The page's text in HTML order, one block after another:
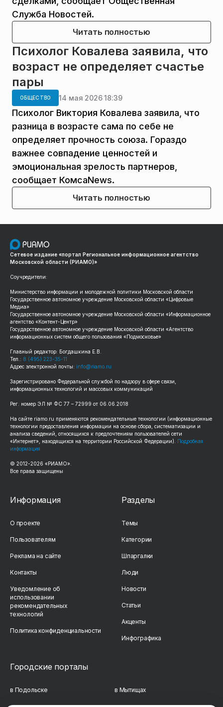
Служба Новостей.
Читать полностью
Психолог Ковалева заявила, что
возраст не определяет счастье
пары
ОБЩЕСТВО 14 мая 2026 18:39
Психолог Виктория Ковалева заявила, что
разница в возрасте сама по себе не
определяет прочность союза. Гораздо
важнее совпадение ценностей и
эмоциональная зрелость партнеров,
сообщает КомсаNews.
Читать полностью
Сетевое издание «портал Региональное информационное агентство
Московской области (РИАМО)»
Соучредители:
Министерство информации и молодежной политики Московской области
Государственное автономное учреждение Московской области «Цифровые
Медиа»
Государственное автономное учреждение Московской области «Информационное
агентство «Контент-Центр»
Государственное автономное учреждение Московской области «Агентство
информационных систем общего пользования «Подмосковье»
Главный редактор: Богдашкина Е.В.
Тел.: 8 (495) 223-35-11
Адрес электронной почты: info@riamo.ru
Зарегистрировано Федеральной службой по надзору в сфере связи,
информационных технологий и массовых коммуникаций
Рег. номер ЭЛ № ФС 77 – 72999 от 06.06.2018
На сайте riamo.ru применяются рекомендательные технологии (информационные
технологии предоставления информации на основе сбора, систематизации и
анализа сведений, относящихся к предпочтениям пользователей сети
«Интернет», находящихся на территории Российской Федерации).
Подробная
информация
© 2012-2026 «РИАМО».
Все права защищены
Информация
О проекте
Пользователям
Реклама на сайте
Контакты
Уведомление об
использовании
рекомендательных
технологий
Политика конфиденциальности
Разделы
Темы
Категории
Шпаргалки
Люди
Новости
Статьи
Акценты
Инфографика
Городские порталы
в Подольске в Мытищах